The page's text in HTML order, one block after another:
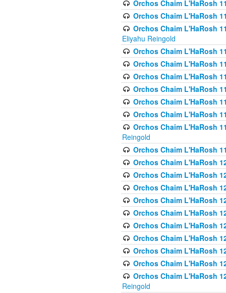
Orchos Chaim L'HaRosh
Orchos Chaim L'HaRosh
Orchos Chaim L'HaRosh
Eliyahu Reingold
Orchos Chaim L'HaRosh
Orchos Chaim L'HaRosh
Orchos Chaim L'HaRosh
Orchos Chaim L'HaRosh
Orchos Chaim L'HaRosh
Orchos Chaim L'HaRosh
Orchos Chaim L'HaRosh
Reingold
Orchos Chaim L'HaRosh
Orchos Chaim L'HaRosh
Orchos Chaim L'HaRosh
Orchos Chaim L'HaRosh
Orchos Chaim L'HaRosh
Orchos Chaim L'HaRosh
Orchos Chaim L'HaRosh
Orchos Chaim L'HaRosh
Orchos Chaim L'HaRosh
Orchos Chaim L'HaRosh
Orchos Chaim L'HaRosh
Reingold